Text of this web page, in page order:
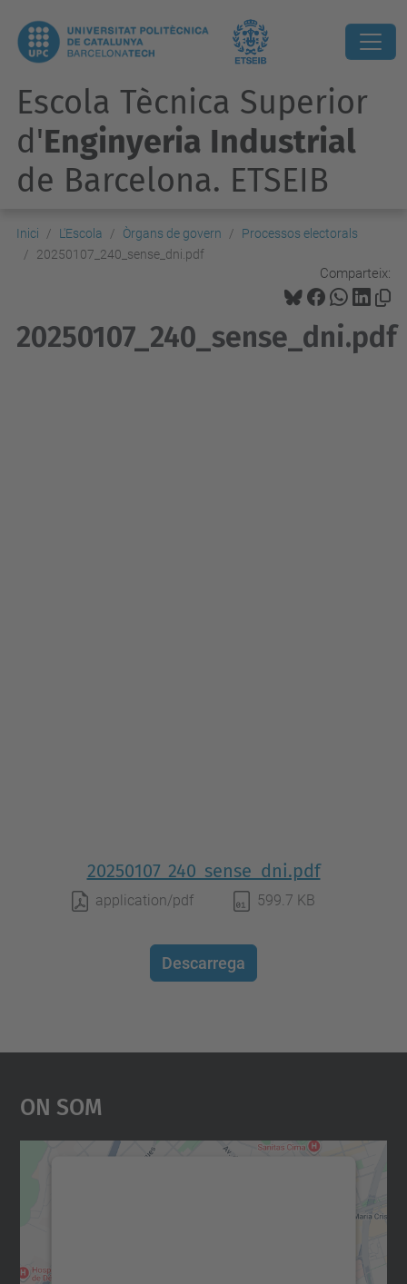
Escola Tècnica Superior
d'Enginyeria Industrial
de Barcelona. ETSEIB
Inici L'Escola Òrgans de govern
Processos electorals
20250107_240_sense_dni.pdf
Comparteix:
20250107_240_sense_dni.pdf
20250107_240_sense_dni.pdf
application/pdf 599.7 KB
Descarrega
On Som